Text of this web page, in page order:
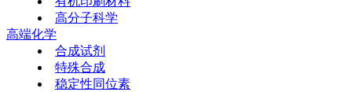
高分子科学
高端化学
合成试剂
特殊合成
稳定性同位素